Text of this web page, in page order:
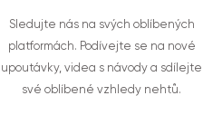
Sledujte nás na svých oblíbených
platformách. Podívejte se na nové
upoutávky, videa s návody a sdílejte
své oblíbené vzhledy nehtů.